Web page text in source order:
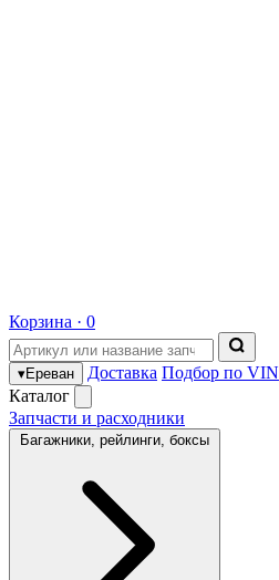
Корзина · 0
▾Ереван Доставка Подбор по VIN
Каталог
Запчасти и расходники
Багажники, рейлинги, боксы